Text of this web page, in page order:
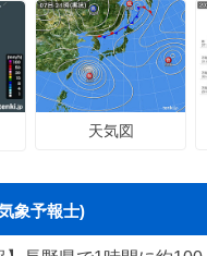
天気図
象予報士)